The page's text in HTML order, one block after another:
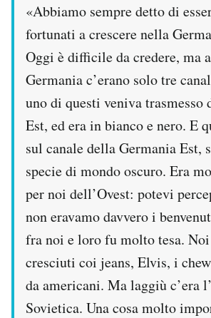
«Abbiamo sempre detto di
fortunati a crescere nella
Oggi è difficile da credere, ma
Germania c’erano solo tre
uno di questi veniva trasmesso
Est, ed era in bianco e nero. E
sul canale della Germania Est,
specie di mondo oscuro. Era
per noi dell’Ovest: potevi
non eravamo davvero i
fra noi e loro fu molto tesa.
cresciuti coi jeans, Elvis, i
da americani. Ma laggiù c’era
Sovietica. Una cosa molto